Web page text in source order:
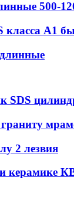
500-
А1
SDS
2 лезвия
и керамике